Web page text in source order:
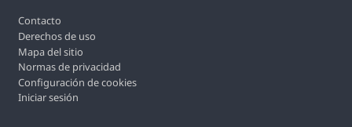
Footer
Contacto
Derechos de uso
Mapa del sitio
Normas de privacidad
Configuración de cookies
Iniciar sesión